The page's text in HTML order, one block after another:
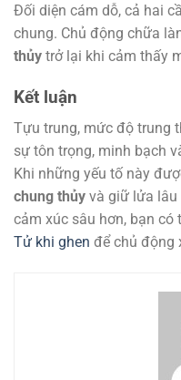
Đối diện cám dỗ, cả hai
chung. Chủ động chữa
thủy trở lại khi cảm thấy
Kết luận
Tựu trung, mức độ trung
sự tôn trọng, minh bạch
Khi những yếu tố này
chung thủy và giữ lửa lâu
cảm xúc sâu hơn, bạn có
Tử khi ghen để chủ động